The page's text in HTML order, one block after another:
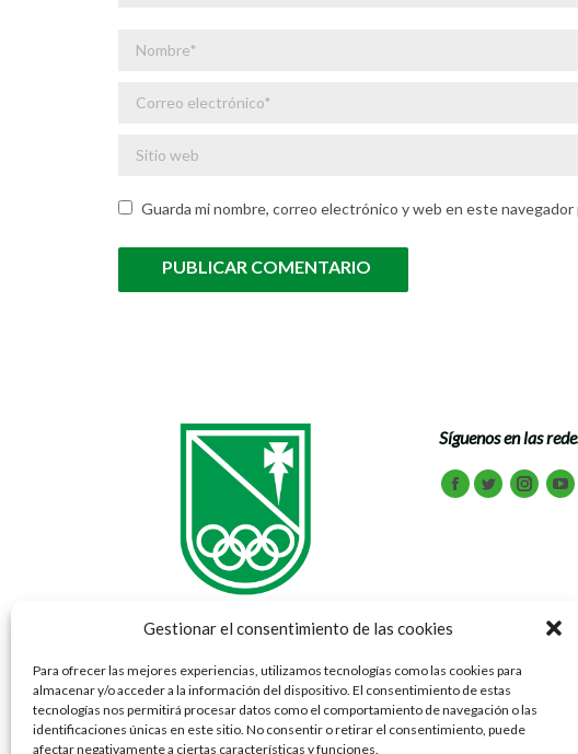
Gestionar el consentimiento de las cookies
Para ofrecer las mejores experiencias, utilizamos tecnologías como las cookies para
almacenar y/o acceder a la información del dispositivo. El consentimiento de estas
tecnologías nos permitirá procesar datos como el comportamiento de navegación o las
identificaciones únicas en este sitio. No consentir o retirar el consentimiento, puede
afectar negativamente a ciertas características y funciones.
Guarda mi nombre, correo electrónico y web en este navegador
PUBLICAR COMENTARIO
Vía Ibérica 69 - 77 50012 Zaragoza
Tel: 976 791 070
Fax: 976 307 781
Síguenos en las
Encuéntranos en:
Facebook
Twitter